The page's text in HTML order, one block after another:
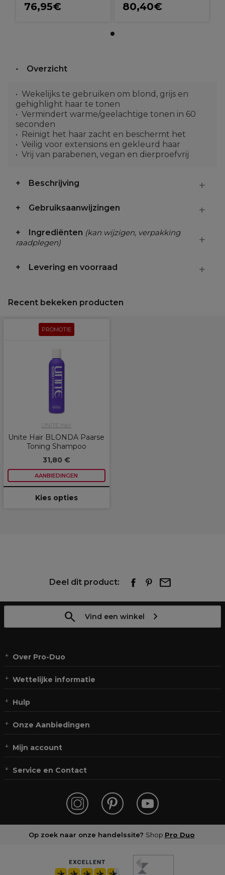
76,95€ 80,40€
Overzicht
Wekelijks te gebruiken om blond, grijs en
gehighlight haar te tonen
Vermindert warme/geelachtige tonen in 60
seconden
Reinigt het haar zacht en beschermt het
Veilig voor extensions en gekleurd haar
Vrij van parabenen, vegan en dierproefvrij
Beschrijving
Gebruiksaanwijzingen
Ingrediënten (kan wijzigen, verpakking
raadplegen)
Levering en voorraad
Recent bekeken producten
PROMOTIE
UNITE Hair
Unite Hair BLONDA Paarse
Toning Shampoo
31,80 €
AANBIEDINGEN
Kies opties
Deel dit product:
Vind een winkel
Over Pro-Duo
Wettelijke informatie
Hulp
Onze Aanbiedingen
Mijn account
Service en Contact
Op zoek naar onze handelssite? Shop Pro Duo